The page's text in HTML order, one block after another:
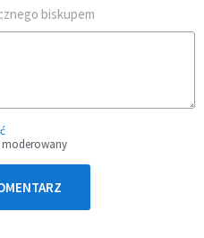
biskupem